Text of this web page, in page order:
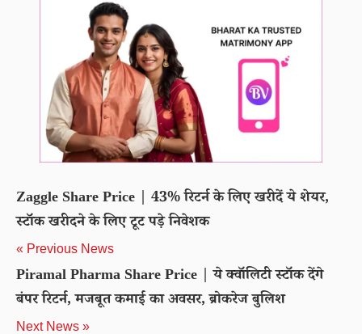
Zaggle Share Price | 43% रिटर्न के लिए खरीदें ये शेयर,
स्टॉक खरीदने के लिए टूट पड़े निवेशक
« Previous News
Piramal Pharma Share Price | ये क्‍वॉलिटी स्टॉक देंगे
बंपर रिटर्न, मजबूत कमाई का अवसर, ब्रोकरेज बुलिश
Next News »